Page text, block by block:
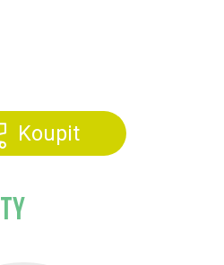
Koupit